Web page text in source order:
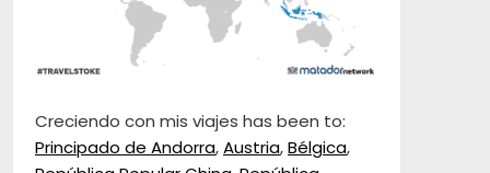
Creciendo con mis viajes has been to:
Principado de Andorra,Austria,Bélgica,